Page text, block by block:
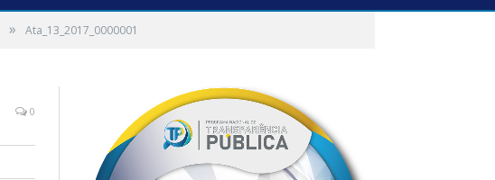
» Ata_13_2017_0000001
0